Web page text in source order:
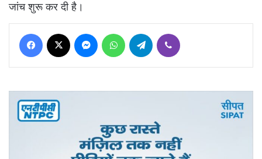
जांच शुरू कर दी है।
Facebook Messenger WhatsApp Telegram